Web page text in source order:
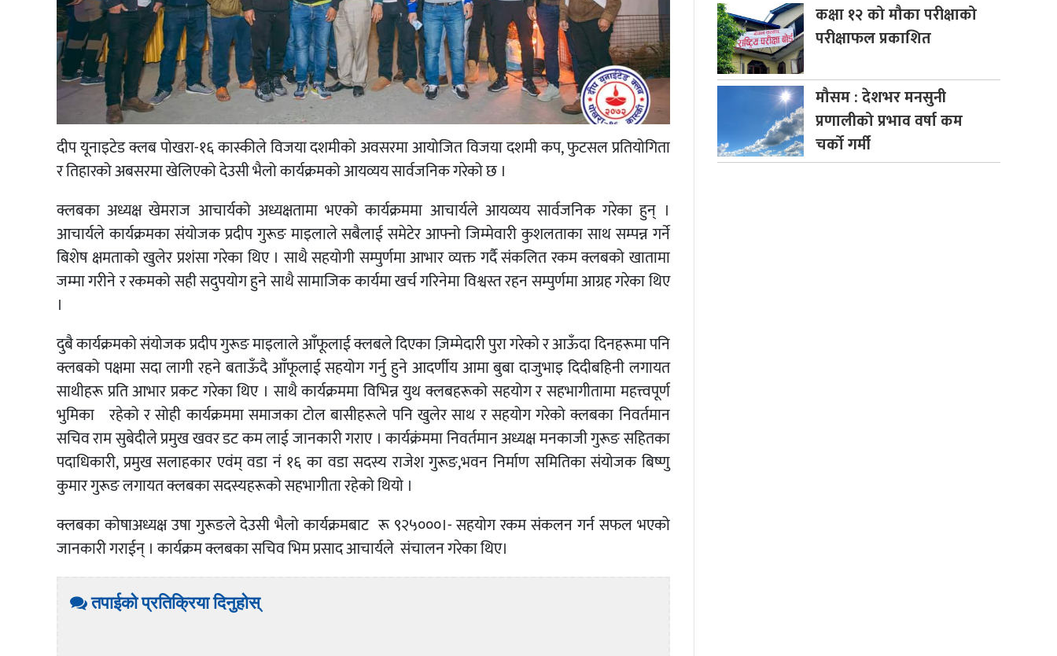
दीप यूनाइटेड क्लब पोखरा-१६ कास्कीले विजया दशमीको अवसरमा आयोजित विजया दशमी कप, फुटसल प्रतियोगिता
र तिहारको अबसरमा खेलिएको देउसी भैलो कार्यक्रमको आयव्यय सार्वजनिक गरेको छ ।
क्लबका अध्यक्ष खेमराज आचार्यको अध्यक्षतामा भएको कार्यक्रममा आचार्यले आयव्यय सार्वजनिक गरेका हुन् ।
आचार्यले कार्यक्रमका संयोजक प्रदीप गुरूङ माइलाले सबैलाई समेटेर आफ्नो जिम्मेवारी कुशलताका साथ सम्पन्न गर्ने
बिशेष क्षमताको खुलेर प्रशंसा गरेका थिए । साथै सहयोगी सम्पुर्णमा आभार व्यक्त गर्दै संकलित रकम क्लबको खातामा
जम्मा गरीने र रकमको सही सदुपयोग हुने साथै सामाजिक कार्यमा खर्च गरिनेमा विश्वस्त रहन सम्पुर्णमा आग्रह गरेका थिए
।
दुबै कार्यक्रमको संयोजक प्रदीप गुरूङ माइलाले आँफूलाई क्लबले दिएका ज़िम्मेदारी पुरा गरेको र आऊँदा दिनहरूमा पनि
क्लबको पक्षमा सदा लागी रहने बताऊँदै आँफूलाई सहयोग गर्नु हुने आदर्णीय आमा बुबा दाजुभाइ दिदीबहिनी लगायत
साथीहरू प्रति आभार प्रकट गरेका थिए । साथै कार्यक्रममा विभिन्न युथ क्लबहरूको सहयोग र सहभागीतामा महत्त्वपूर्ण
भुमिका रहेको र सोही कार्यक्रममा समाजका टोल बासीहरूले पनि खुलेर साथ र सहयोग गरेको क्लबका निवर्तमान
सचिव राम सुबेदीले प्रमुख खवर डट कम लाई जानकारी गराए । कार्यक्रंममा निवर्तमान अध्यक्ष मनकाजी गुरूङ सहितका
पदाधिकारी, प्रमुख सलाहकार एवंम् वडा नं १६ का वडा सदस्य राजेश गुरूङ,भवन निर्माण समितिका संयोजक बिष्णु
कुमार गुरूङ लगायत क्लबका सदस्यहरूको सहभागीता रहेको थियो ।
क्लबका कोषाअध्यक्ष उषा गुरूङले देउसी भैलो कार्यक्रमबाट रू ९२५०००।- सहयोग रकम संकलन गर्न सफल भएको
जानकारी गराईन् । कार्यक्रम क्लबका सचिव भिम प्रसाद आचार्यले संचालन गरेका थिए।
तपाईको प्रतिक्रिया दिनुहोस्
कक्षा१२ को मौका परीक्षाको
परीक्षाफल प्रकाशित
मौसम: देशभर मनसुनी
प्रणालीको प्रभाव वर्षा कम
चर्को गर्मी